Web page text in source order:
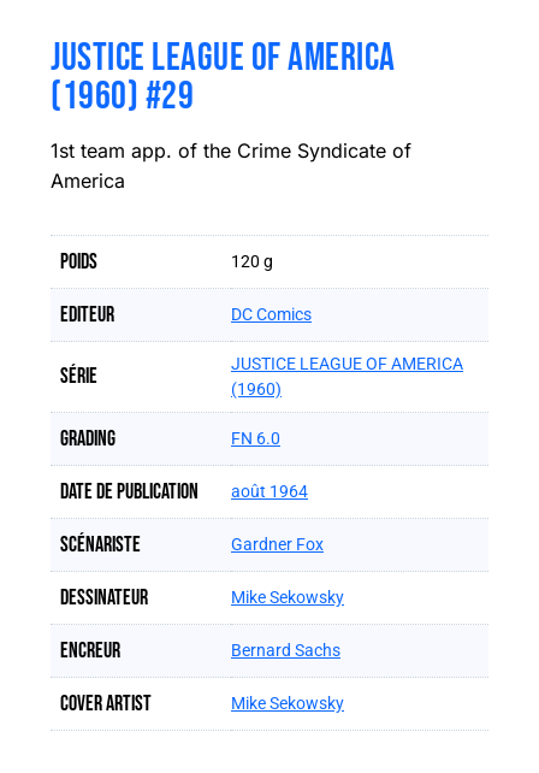
JUSTICE LEAGUE OF AMERICA
(1960) #29
1st team app. of the Crime Syndicate of
America
Poids 120 g
Editeur DC Comics
Série
JUSTICE LEAGUE OF AMERICA
(1960)
Grading FN 6.0
Date de publication août 1964
Scénariste Gardner Fox
Dessinateur Mike Sekowsky
Encreur Bernard Sachs
Cover artist Mike Sekowsky